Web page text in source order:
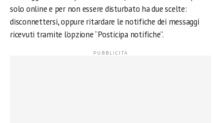
solo online e per non essere disturbato ha due scelte:
disconnettersi, oppure ritardare le notifiche dei messaggi
ricevuti tramite l’opzione “Posticipa notifiche”.